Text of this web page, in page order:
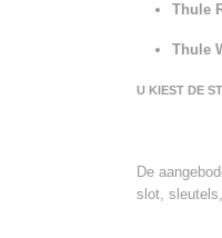
Thule
Thule
U KIEST DE
De
slot,